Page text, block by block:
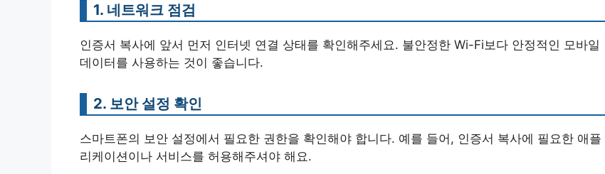
1. 네트워크 점검
인증서 복사에 앞서 먼저 인터넷 연결 상태를 확인해주세요. 불안정한 Wi-Fi보다 안정적인 모바일
데이터를 사용하는 것이 좋습니다.
2. 보안 설정 확인
스마트폰의 보안 설정에서 필요한 권한을 확인해야 합니다. 예를 들어, 인증서 복사에 필요한 애플
리케이션이나 서비스를 허용해주셔야 해요.